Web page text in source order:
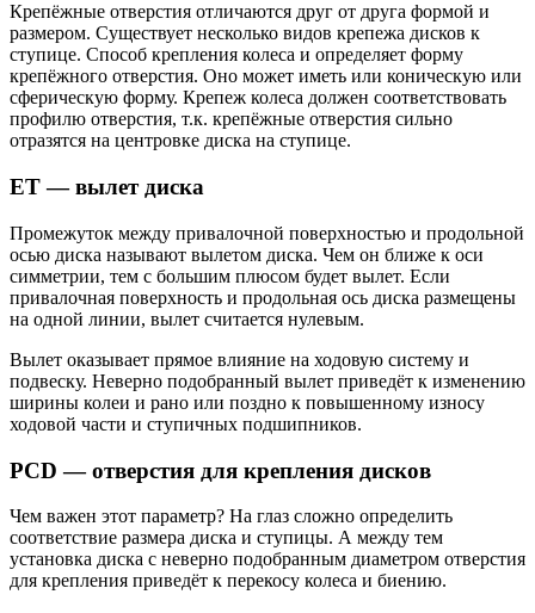
Крепёжные отверстия отличаются друг от друга формой и
размером. Существует несколько видов крепежа дисков к
ступице. Способ крепления колеса и определяет форму
крепёжного отверстия. Оно может иметь или коническую или
сферическую форму. Крепеж колеса должен соответствовать
профилю отверстия, т.к. крепёжные отверстия сильно
отразятся на центровке диска на ступице.
ET — вылет диска
Промежуток между привалочной поверхностью и продольной
осью диска называют вылетом диска. Чем он ближе к оси
симметрии, тем с большим плюсом будет вылет. Если
привалочная поверхность и продольная ось диска размещены
на одной линии, вылет считается нулевым.
Вылет оказывает прямое влияние на ходовую систему и
подвеску. Неверно подобранный вылет приведёт к изменению
ширины колеи и рано или поздно к повышенному износу
ходовой части и ступичных подшипников.
PCD — отверстия для крепления дисков
Чем важен этот параметр? На глаз сложно определить
соответствие размера диска и ступицы. А между тем
установка диска с неверно подобранным диаметром отверстия
для крепления приведёт к перекосу колеса и биению.